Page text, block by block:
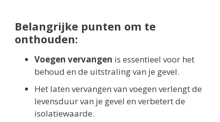
Belangrijke punten om te
onthouden:
Voegen vervangen is essentieel voor het
behoud en de uitstraling van je gevel.
Het laten vervangen van voegen verlengt de
levensduur van je gevel en verbetert de
isolatiewaarde.